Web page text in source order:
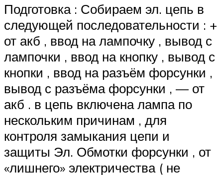
Подготовка : Собираем эл. цепь в
следующей последовательности : +
от акб , ввод на лампочку , вывод с
лампочки , ввод на кнопку , вывод с
кнопки , ввод на разъём форсунки ,
вывод с разъёма форсунки , — от
акб . в цепь включена лампа по
нескольким причинам , для
контроля замыкания цепи и
защиты Эл. Обмотки форсунки , от
«лишнего» электричества ( не